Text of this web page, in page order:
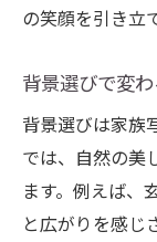
の笑顔を引き立
背景選びで変
背景選びは家族
では、自然の美
ます。例えば、
と広がりを感じ